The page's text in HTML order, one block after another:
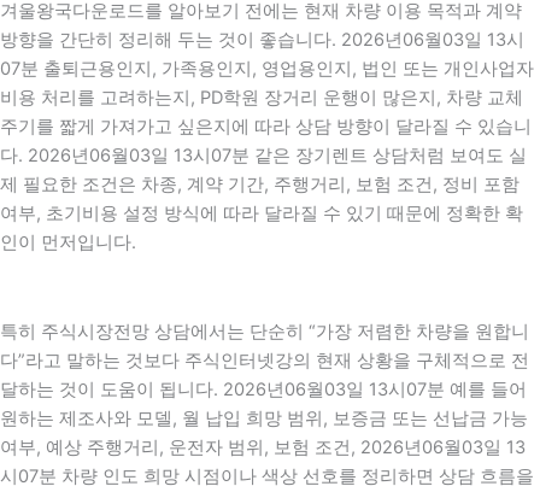
겨울왕국다운로드를 알아보기 전에는 현재 차량 이용 목적과 계약
방향을 간단히 정리해 두는 것이 좋습니다. 2026년06월03일 13시
07분 출퇴근용인지, 가족용인지, 영업용인지, 법인 또는 개인사업자
비용 처리를 고려하는지, PD학원 장거리 운행이 많은지, 차량 교체
주기를 짧게 가져가고 싶은지에 따라 상담 방향이 달라질 수 있습니
다. 2026년06월03일 13시07분 같은 장기렌트 상담처럼 보여도 실
제 필요한 조건은 차종, 계약 기간, 주행거리, 보험 조건, 정비 포함
여부, 초기비용 설정 방식에 따라 달라질 수 있기 때문에 정확한 확
인이 먼저입니다.
특히 주식시장전망 상담에서는 단순히 “가장 저렴한 차량을 원합니
다”라고 말하는 것보다 주식인터넷강의 현재 상황을 구체적으로 전
달하는 것이 도움이 됩니다. 2026년06월03일 13시07분 예를 들어
원하는 제조사와 모델, 월 납입 희망 범위, 보증금 또는 선납금 가능
여부, 예상 주행거리, 운전자 범위, 보험 조건, 2026년06월03일 13
시07분 차량 인도 희망 시점이나 색상 선호를 정리하면 상담 흐름을